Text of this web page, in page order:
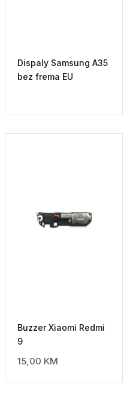
Dispaly Samsung A35
bez frema EU
Buzzer Xiaomi Redmi
9
15,00 KM